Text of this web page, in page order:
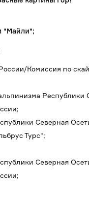
"Майли";
Комиссия по
Республики
Северная
Турс";
Северная